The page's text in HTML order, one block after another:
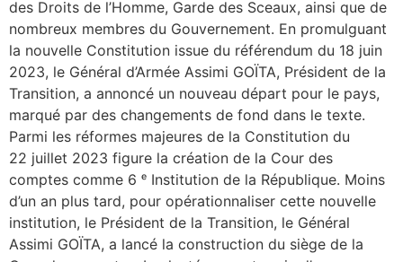
des Droits de l’Homme, Garde des Sceaux, ainsi que de
nombreux membres du Gouvernement. En promulguant
la nouvelle Constitution issue du référendum du 18 juin
2023, le Général d’Armée Assimi GOÏTA, Président de la
Transition, a annoncé un nouveau départ pour le pays,
marqué par des changements de fond dans le texte.
Parmi les réformes majeures de la Constitution du
22 juillet 2023 figure la création de la Cour des
comptes comme 6 ᵉ Institution de la République. Moins
d’un an plus tard, pour opérationnaliser cette nouvelle
institution, le Président de la Transition, le Général
Assimi GOÏTA, a lancé la construction du siège de la